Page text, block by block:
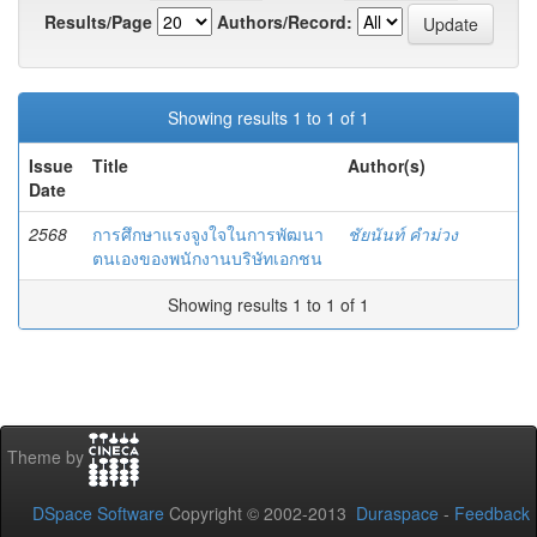
Results/Page
Authors/Record:
Showing results 1 to 1 of 1
Issue
Date
Title Author(s)
2568
การศึกษาแรงจูงใจในการพัฒนา
ตนเองของพนักงานบริษัทเอกชน
ชัยนันท์ คำม่วง
Showing results 1 to 1 of 1
Theme by
DSpace Software Copyright © 2002-2013 Duraspace - Feedback